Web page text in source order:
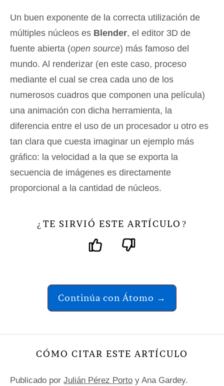
Un buen exponente de la correcta utilización de
múltiples núcleos es Blender, el editor 3D de
fuente abierta (open source) más famoso del
mundo. Al renderizar (en este caso, proceso
mediante el cual se crea cada uno de los
numerosos cuadros que componen una película)
una animación con dicha herramienta, la
diferencia entre el uso de un procesador u otro es
tan clara que cuesta imaginar un ejemplo más
gráfico: la velocidad a la que se exporta la
secuencia de imágenes es directamente
proporcional a la cantidad de núcleos.
¿ TE SIRVIÓ ESTE ARTÍCULO ?
Continúa con Átomo →
CÓMO CITAR ESTE ARTÍCULO
Publicado por Julián Pérez Porto y Ana Gardey.